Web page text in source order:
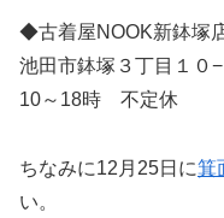
◆古着屋NOOK新鉢塚
池田市鉢塚３丁目１０−
10～18時 不定休
ちなみに12月25日に箕
い。